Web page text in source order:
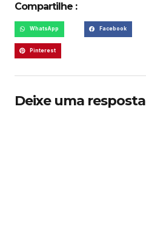
Compartilhe :
WhatsApp Facebook
Pinterest
Deixe uma resposta